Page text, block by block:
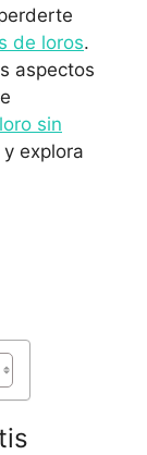
de loros.
aspectos
loro sin
explora